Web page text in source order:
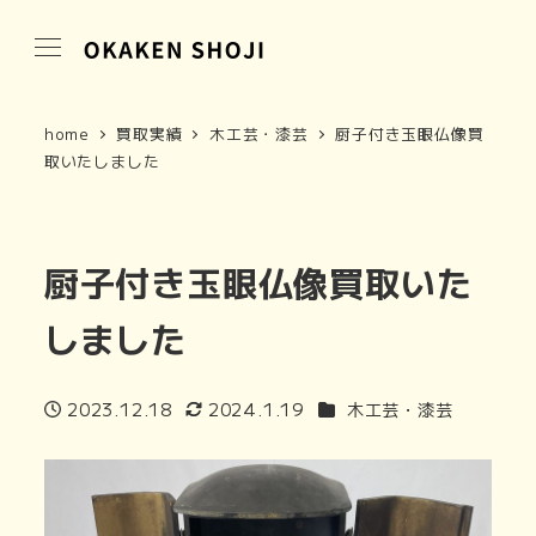
home 買取実績 木工芸・漆芸
厨子付き玉眼仏像買
取いたしました
厨子付き玉眼仏像買取いた
しました
投稿日
2023.12.18
更新日
2024.1.19 商品カテゴリ
木工芸・漆芸